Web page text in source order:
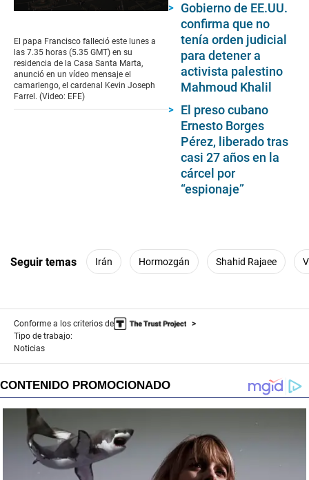
of
3
minutes,
55
seconds
El papa Francisco falleció este lunes a
las 7.35 horas (5.35 GMT) en su
residencia de la Casa Santa Marta,
anunció en un vídeo mensaje el
camarlengo, el cardenal Kevin Joseph
Farrel. (Video: EFE)
Gobierno de EE.UU.
confirma que no
tenía orden judicial
para detener a
activista palestino
Mahmoud Khalil
El preso cubano
Ernesto Borges
Pérez, liberado tras
casi 27 años en la
cárcel por
“espionaje”
Seguir temas Irán Hormozgán Shahid Rajaee
Conforme a los criterios de
Tipo de trabajo:
Noticias